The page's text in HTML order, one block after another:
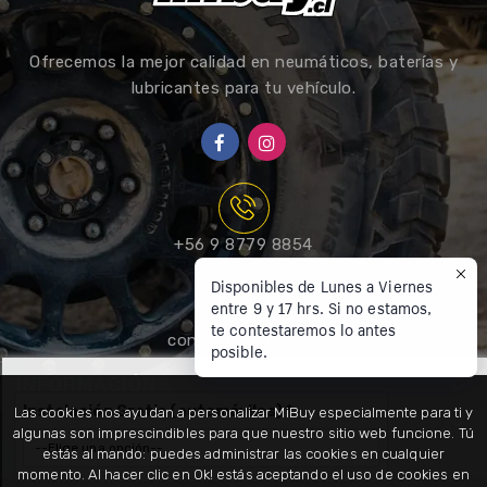
Instalación Gratis (automóviles)*
Ofrecemos la mejor calidad en neumáticos, baterías y
lubricantes para tu vehículo.
+56 9 8779 8854
contacto@mibuy.cl
MI CUENTA 
Las cookies nos ayudan a personalizar MiBuy especialmente para ti y
algunas son imprescindibles para que nuestro sitio web funcione. Tú
estás al mando: puedes administrar las cookies en cualquier
momento. Al hacer clic en Ok! estás aceptando el uso de cookies en
Disponibles de Lunes a Viernes
entre 9 y 17 hrs. Si no estamos,
te contestaremos lo antes
posible.